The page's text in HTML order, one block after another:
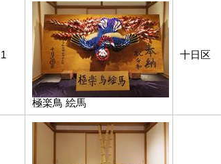
1
極楽鳥 絵馬
十日区